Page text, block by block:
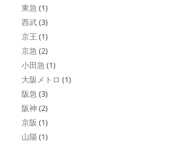
東急 (1)
西武(3)
京王 (1)
京急 (2)
小田急 (1)
大阪メトロ (1)
阪急 (3)
阪神 (2)
京阪 (1)
山陽 (1)